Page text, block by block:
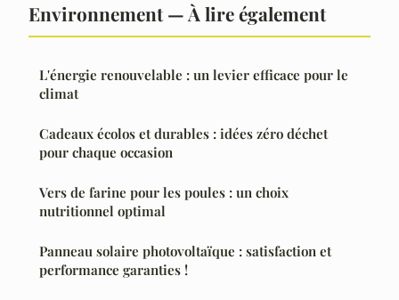
Environnement — À lire également
L'énergie renouvelable : un levier efficace pour le
climat
Cadeaux écolos et durables : idées zéro déchet
pour chaque occasion
Vers de farine pour les poules : un choix
nutritionnel optimal
Panneau solaire photovoltaïque : satisfaction et
performance garanties !